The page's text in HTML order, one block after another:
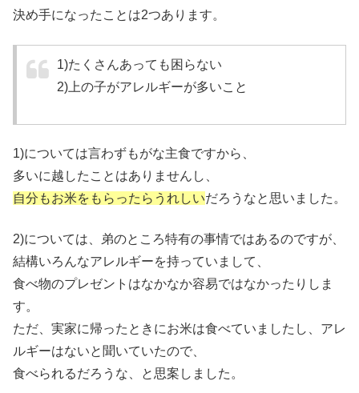
決め手になったことは2つあります。
1)たくさんあっても困らない
2)上の子がアレルギーが多いこと
1)については言わずもがな主食ですから、
多いに越したことはありませんし、
自分もお米をもらったらうれしいだろうなと思いました。
2)については、弟のところ特有の事情ではあるのですが、
結構いろんなアレルギーを持っていまして、
食べ物のプレゼントはなかなか容易ではなかったりしま
す。
ただ、実家に帰ったときにお米は食べていましたし、アレ
ルギーはないと聞いていたので、
食べられるだろうな、と思案しました。